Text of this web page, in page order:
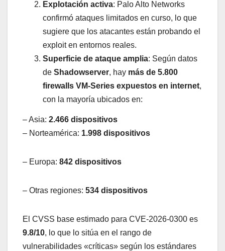
Explotación activa: Palo Alto Networks
confirmó ataques limitados en curso, lo que
sugiere que los atacantes están probando el
exploit en entornos reales.
Superficie de ataque amplia: Según datos
de Shadowserver, hay más de 5.800
firewalls VM-Series expuestos en internet,
con la mayoría ubicados en:
– Asia: 2.466 dispositivos
– Norteamérica: 1.998 dispositivos
– Europa: 842 dispositivos
– Otras regiones: 534 dispositivos
El CVSS base estimado para CVE-2026-0300 es
9.8/10, lo que lo sitúa en el rango de
vulnerabilidades «críticas» según los estándares